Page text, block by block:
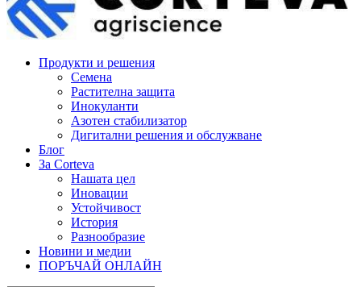
Продукти и решения
Семена
Растителна защита
Инокуланти
Азотен стабилизатор
Дигитални решения и обслужване
Блог
За Corteva
Нашата цел
Иновации
Устойчивост
История
Разнообразие
Новини и медии
ПОРЪЧАЙ ОНЛАЙН